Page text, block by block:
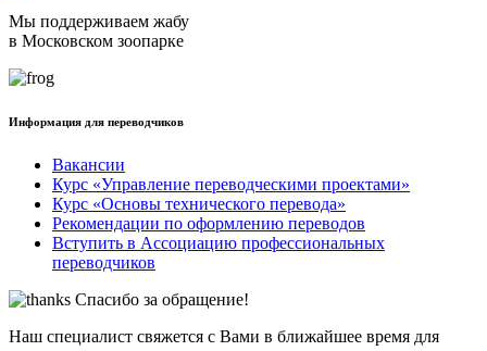
Мы поддерживаем жабу
в Московском зоопарке
Информация для переводчиков
Вакансии
Курс «Управление переводческими проектами»
Курс «Основы технического перевода»
Рекомендации по оформлению переводов
Вступить в Ассоциацию профессиональных
переводчиков
Спасибо за обращение!
Наш специалист свяжется с Вами в ближайшее время для